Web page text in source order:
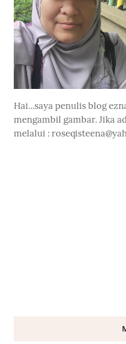
Hai...saya penulis blog
mengambil gambar. Jika
melalui :